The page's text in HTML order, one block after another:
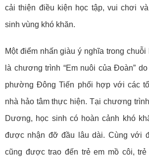
cải thiện điều kiện học tập, vui chơi
sinh vùng khó khăn.
Một điểm nhấn giàu ý nghĩa trong
là chương trình “Em nuôi của Đoàn”
phường Đông Tiến phối hợp với các
nhà hảo tâm thực hiện. Tại chương
Dương, học sinh có hoàn cảnh khó
được nhận đỡ đầu lâu dài. Cùng với
cũng được trao đến trẻ em mồ côi,